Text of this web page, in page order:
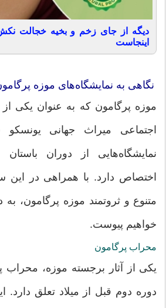
دیگه از جای زخم و بخیه خجالت
اینجاست
نگاهی به نمایشگاه‌های موزه
موزه پرگامون که به عنوان یکی
اجتماعی میراث جهانی
نمایشگاه‌هایی از دوران
اختصاص دارد. با همراهی در این
متنوع و ثروتمند موزه پرگامون، به
خواهیم پیوست.
محراب پرگامون
یکی از آثار برجسته موزه،
دوره دوم قبل از میلاد تعلق دارد.